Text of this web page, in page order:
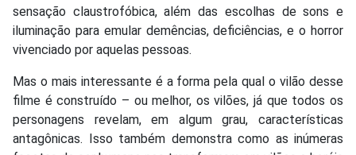
sensação claustrofóbica, além das escolhas de sons e
iluminação para emular demências, deficiências, e o horror
vivenciado por aquelas pessoas.
Mas o mais interessante é a forma pela qual o vilão desse
filme é construído – ou melhor, os vilões, já que todos os
personagens revelam, em algum grau, características
antagônicas. Isso também demonstra como as inúmeras